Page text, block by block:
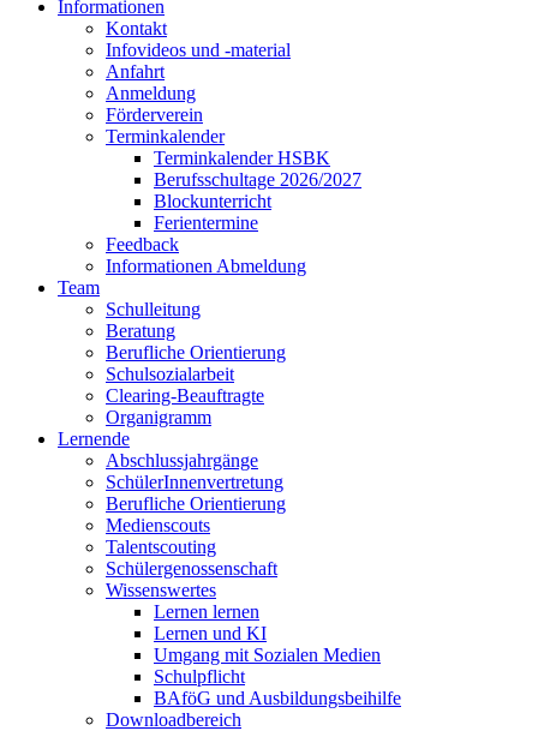
Informationen
Kontakt
Infovideos und -material
Anfahrt
Anmeldung
Förderverein
Terminkalender
Terminkalender HSBK
Berufsschultage 2026/2027
Blockunterricht
Ferientermine
Feedback
Informationen Abmeldung
Team
Schulleitung
Beratung
Berufliche Orientierung
Schulsozialarbeit
Clearing-Beauftragte
Organigramm
Lernende
Abschlussjahrgänge
SchülerInnenvertretung
Berufliche Orientierung
Medienscouts
Talentscouting
Schüler­genossen­schaft
Wissenswertes
Lernen lernen
Lernen und KI
Umgang mit Sozialen Medien
Schulpflicht
BAföG und Ausbildungsbeihilfe
Downloadbereich